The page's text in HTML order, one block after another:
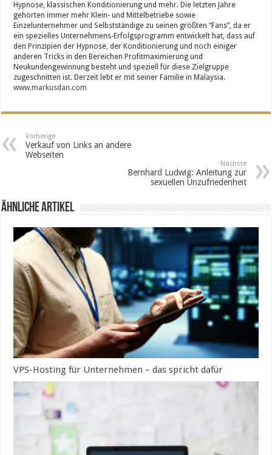
Hypnose, klassischen Konditionierung und mehr. Die letzten Jahre
gehörten immer mehr Klein- und Mittelbetriebe sowie
Einzelunternehmer und Selbstständige zu seinen größten “Fans”, da er
ein spezielles Unternehmens-Erfolgsprogramm entwickelt hat, dass auf
den Prinzipien der Hypnose, der Konditionierung und noch einiger
anderen Tricks in den Bereichen Profitmaximierung und
Neukundengewinnung besteht und speziell für diese Zielgruppe
zugeschnitten ist. Derzeit lebt er mit seiner Familie in Malaysia.
www.markusdan.com
Vorherige
Verkauf von Links an andere
Webseiten
Nächste
Bernhard Ludwig: Anleitung zur
sexuellen Unzufriedenheit
Ähnliche Artikel
VPS-Hosting für Unternehmen – das spricht dafür